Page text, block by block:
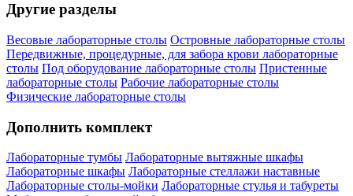
Другие разделы
Весовые лабораторные столы Островные лабораторные столы
Передвижные, процедурные, для забора крови лабораторные
столы Под оборудование лабораторные столы Пристенные
лабораторные столы Рабочие лабораторные столы
Физические лабораторные столы
Дополнить комплект
Лабораторные тумбы Лабораторные вытяжные шкафы
Лабораторные шкафы Лабораторные стеллажи наставные
Лабораторные столы-мойки Лабораторные стулья и табуреты